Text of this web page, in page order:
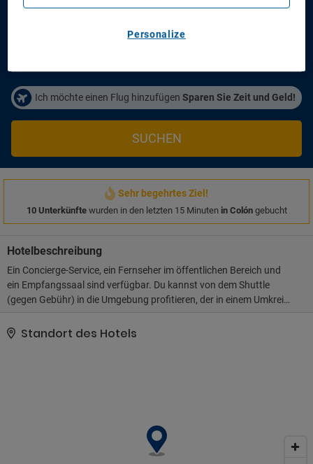
Anreisetag Abreisetag
Ich möchte einen Flug hinzufügen Sparen Sie Zeit und Geld!
SUCHEN
Sehr begehrtes Ziel!
10 Unterkünftewurden in den letzten 15 Minutenin Colóngebucht
Hotelbeschreibung
Ein Concierge-Service, ein Fernseher im öffentlichen Bereich und
ein Empfangssaal sind verfügbar. Du kannst von dem Shuttle
(gegen Gebühr) in die Umgebung profitieren, der in einem Umkreis
Textilreinigungsservice, eine rund um die Uhr besetzte Rezeption
Standort des Hotels
Personalize